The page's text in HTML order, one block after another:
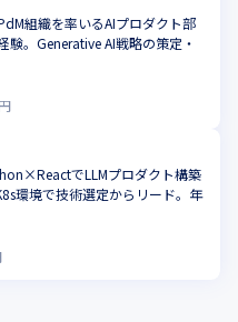
組織を率いるAIプロダクト部
験。Generative AI戦略の策定・
でLLMプロダクト構築
環境で技術選定からリード。年